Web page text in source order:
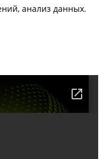
анализ данных.